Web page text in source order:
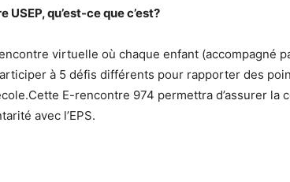
USEP, qu’est-ce que c’est?
virtuelle où chaque enfant (accompagné
à 5 défis différents pour rapporter des
E-rencontre 974 permettra d’assurer
avec l’EPS.